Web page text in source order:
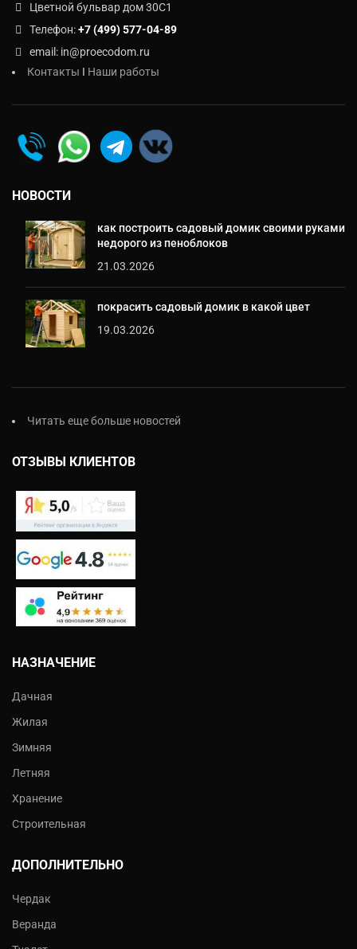
Цветной бульвар дом 30C1
Телефон:+7 (499) 577-04-89
email: in@proecodom.ru
Контакты I Наши работы
НОВОСТИ
как построить садовый домик своими руками
недорого из пеноблоков
21.03.2026
покрасить садовый домик в какой цвет
19.03.2026
Читать еще больше новостей
ОТЗЫВЫ КЛИЕНТОВ
НАЗНАЧЕНИЕ
Дачная
Жилая
Зимняя
Летняя
Хранение
Строительная
ДОПОЛНИТЕЛЬНО
Чердак
Веранда